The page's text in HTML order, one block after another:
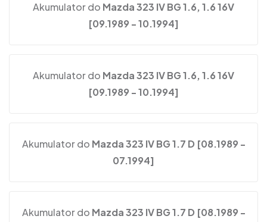
Akumulator do Mazda 323 IV BG 1.6, 1.6 16V
[09.1989 - 10.1994]
Akumulator do Mazda 323 IV BG 1.6, 1.6 16V
[09.1989 - 10.1994]
Akumulator do Mazda 323 IV BG 1.7 D [08.1989 -
07.1994]
Akumulator do Mazda 323 IV BG 1.7 D [08.1989 -